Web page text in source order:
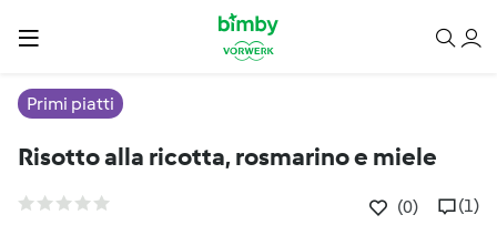
Primi piatti
Risotto alla ricotta, rosmarino e miele
(0) (1)